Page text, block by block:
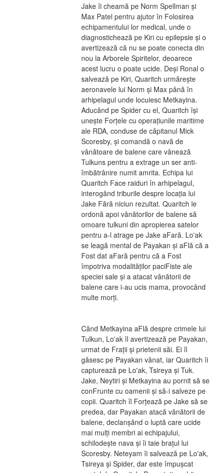
Jake îi cheamă pe Norm Spellman și
Max Patel pentru ajutor în Folosirea
echipamentului lor medical, unde o
diagnostichează pe Kiri cu epilepsie și o
avertizează că nu se poate conecta din
nou la Arborele Spiritelor, deoarece
acest lucru o poate ucide. Deși Ronal o
salvează pe Kiri, Quaritch urmărește
aeronavele lui Norm și Max până în
arhipelagul unde locuiesc Metkayina.
Aducând pe Spider cu el, Quaritch își
unește Forțele cu operațiunile maritime
ale RDA, conduse de căpitanul Mick
Scoresby, și comandă o navă de
vânătoare de balene care vânează
Tulkuns pentru a extrage un ser anti-
îmbătrânire numit amrita. Echipa lui
Quaritch Face raiduri în arhipelagul,
interogând triburile despre locația lui
Jake Fără niciun rezultat. Quaritch le
ordonă apoi vânătorilor de balene să
omoare tulkuni din apropierea satelor
pentru a-l atrage pe Jake aFară. Lo'ak
se leagă mental de Payakan și aFlă că a
Fost dat aFară pentru că a Fost
împotriva modalităților paciFiste ale
speciei sale și a atacat vânătorii de
balene care i-au ucis mama, provocând
multe morți.
Când Metkayina aFlă despre crimele lui
Tulkun, Lo'ak îl avertizează pe Payakan,
urmat de Frații și prietenii săi. Ei îl
găsesc pe Payakan vânat, iar Quaritch îi
capturează pe Lo'ak, Tsireya și Tuk.
Jake, Neytiri și Metkayina au pornit să se
conFrunte cu oamenii și să-i salveze pe
copii. Quaritch îl Forțează pe Jake să se
predea, dar Payakan atacă vânătorii de
balene, declanșând o luptă care ucide
mai mulți membri ai echipajului,
schilodește nava și îi taie brațul lui
Scoresby. Neteyam îi salvează pe Lo'ak,
Tsireya și Spider, dar este împușcat